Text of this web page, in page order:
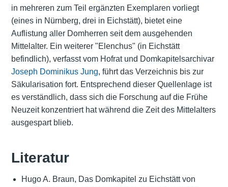
in mehreren zum Teil ergänzten Exemplaren vorliegt
(eines in Nürnberg, drei in Eichstätt), bietet eine
Auflistung aller Domherren seit dem ausgehenden
Mittelalter. Ein weiterer "Elenchus" (in Eichstätt
befindlich), verfasst vom Hofrat und Domkapitelsarchivar
Joseph Dominikus Jung, führt das Verzeichnis bis zur
Säkularisation fort. Entsprechend dieser Quellenlage ist
es verständlich, dass sich die Forschung auf die Frühe
Neuzeit konzentriert hat während die Zeit des Mittelalters
ausgespart blieb.
Literatur
Hugo A. Braun, Das Domkapitel zu Eichstätt von